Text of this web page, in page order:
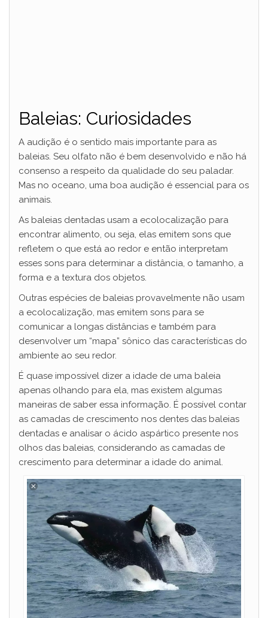
Baleias: Curiosidades
A audição é o sentido mais importante para as
baleias. Seu olfato não é bem desenvolvido e não há
consenso a respeito da qualidade do seu paladar.
Mas no oceano, uma boa audição é essencial para os
animais.
As baleias dentadas usam a ecolocalização para
encontrar alimento, ou seja, elas emitem sons que
refletem o que está ao redor e então interpretam
esses sons para determinar a distância, o tamanho, a
forma e a textura dos objetos.
Outras espécies de baleias provavelmente não usam
a ecolocalização, mas emitem sons para se
comunicar a longas distâncias e também para
desenvolver um “mapa” sônico das características do
ambiente ao seu redor.
É quase impossível dizer a idade de uma baleia
apenas olhando para ela, mas existem algumas
maneiras de saber essa informação. É possível contar
as camadas de crescimento nos dentes das baleias
dentadas e analisar o ácido aspártico presente nos
olhos das baleias, considerando as camadas de
crescimento para determinar a idade do animal.